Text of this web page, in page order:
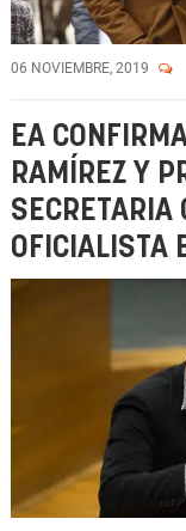
06 NOVIEMBRE, 2019
EA
RAMÍREZ Y
SECRETARIA
OFICIALISTA